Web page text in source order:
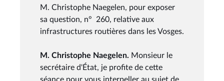
M. Christophe Naegelen, pour exposer
sa question, n° 260, relative aux
infrastructures routières dans les Vosges.
M. Christophe Naegelen. Monsieur le
secrétaire d'État, je profite de cette
séance pour vous interpeller au sujet de